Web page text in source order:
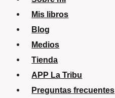
Mis libros
Blog
Medios
Tienda
APP La Tribu
Preguntas frecuentes